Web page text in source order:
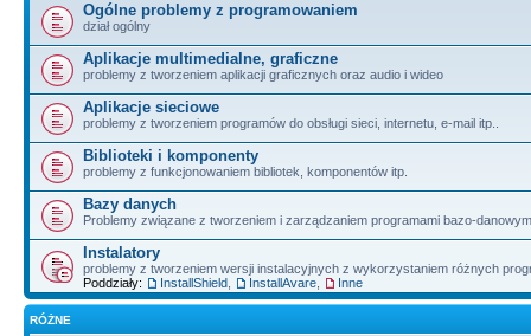
Ogólne problemy z programowaniem
dział ogólny
Aplikacje multimedialne, graficzne
problemy z tworzeniem aplikacji graficznych oraz audio i wideo
Aplikacje sieciowe
problemy z tworzeniem programów do obsługi sieci, internetu, e-mail itp..
Biblioteki i komponenty
problemy z funkcjonowaniem bibliotek, komponentów itp.
Bazy danych
Problemy związane z tworzeniem i zarządzaniem programami bazo-
Instalatory
problemy z tworzeniem wersji instalacyjnych z wykorzystaniem różnych
Poddziały:
InstallShield InstallAvare Inne
RÓŻNE